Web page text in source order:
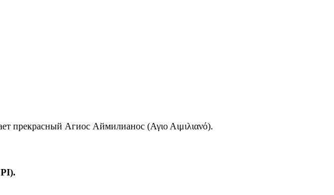
прекрасный Агиос Аймилианос (Αγιο Αιμιλιανό).
).